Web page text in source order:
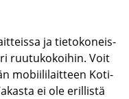
ja tie­to­ko­neis­
ruu­tu­ko­koi­hin. Voit
mo­bii­li­lait­teen Koti-​
ei ole eril­lis­tä